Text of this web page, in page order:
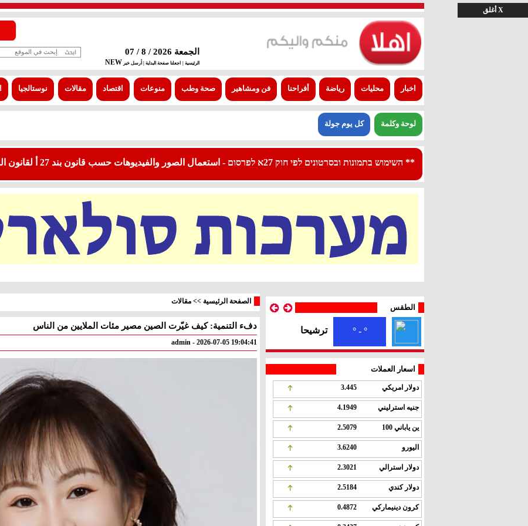
X أغلق
الجمعة 2026 / 8 / 07
الرئيسية | اجعلنا صفحة البداية | أرسل خبر NEW
اخبار محليات رياضة أفراحنا فن ومشاهير صحة وطب منوعات اقتصاد مقالات نوستالجيا
لوحة وكلمة كل يوم جولة
** השימוש בתמונות ובסרטונים לפי חוק 27א לפרסום - استعمال الصور والفيديوهات حسب قانون بند 27 أ لقانون النشر
الطقس
° - ° ترشيحا ° - ° معليا ° - °
اسعار العملات
دولار امريكي 3.445
جنيه استرليني 4.1949
ين ياباني 100 2.5079
اليورو 3.6240
دولار استرالي 2.3021
دولار كندي 2.5184
كرون دينيماركي 0.4872
الصفحة الرئيسية >> مقالات
دفء التنمية: كيف غيّرت الصين مصير مئات الملايين من الناس
admin - 2026-07-05 19:04:41